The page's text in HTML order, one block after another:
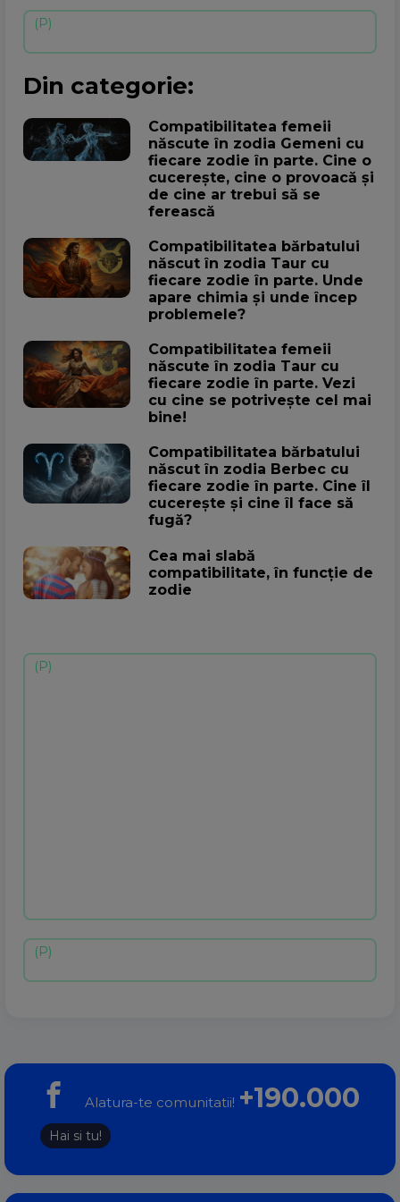
Din categorie:
Compatibilitatea femeii
născute în zodia Gemeni cu
fiecare zodie în parte. Cine o
cucerește, cine o provoacă și
de cine ar trebui să se
ferească
Compatibilitatea bărbatului
născut în zodia Taur cu
fiecare zodie în parte. Unde
apare chimia și unde încep
problemele?
Compatibilitatea femeii
născute în zodia Taur cu
fiecare zodie în parte. Vezi
cu cine se potrivește cel mai
bine!
Compatibilitatea bărbatului
născut în zodia Berbec cu
fiecare zodie în parte. Cine îl
cucerește și cine îl face să
fugă?
Cea mai slabă
compatibilitate, în funcție de
zodie
Alatura-te comunitatii! +190.000
Hai si tu!